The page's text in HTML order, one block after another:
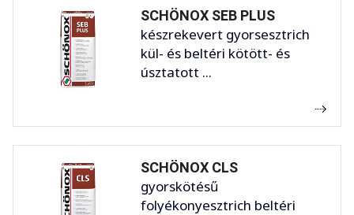
SCHÖNOX SEB PLUS
készrekevert gyorsesztrich
kül- és beltéri kötött- és
úsztatott ...
SCHÖNOX CLS
gyorskötésű
folyékonyesztrich beltéri